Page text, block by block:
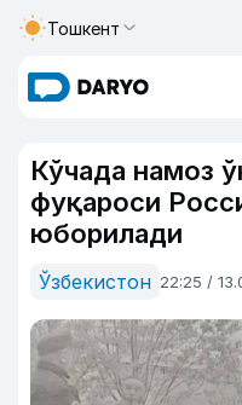
Тошкент
Кўчада намоз
фуқароси
юборилади
Ўзбекистон 22:25 /